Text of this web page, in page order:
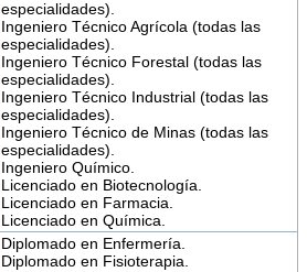
especialidades).
Ingeniero Técnico Agrícola (todas las
especialidades).
Ingeniero Técnico Forestal (todas las
especialidades).
Ingeniero Técnico Industrial (todas las
especialidades).
Ingeniero Técnico de Minas (todas las
especialidades).
Ingeniero Químico.
Licenciado en Biotecnología.
Licenciado en Farmacia.
Licenciado en Química.
Diplomado en Enfermería.
Diplomado en Fisioterapia.